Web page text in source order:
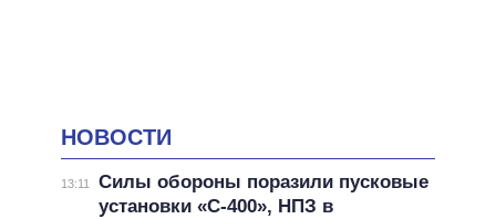
НОВОСТИ
13:11
Силы обороны поразили пусковые
установки «С-400», НПЗ в